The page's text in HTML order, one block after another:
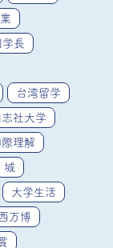
学長
台湾留学
志社大学
際理解
城
大学生活
万博